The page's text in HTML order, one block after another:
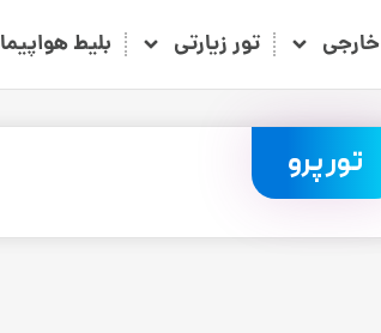
تور زیارتی بلیط هواپیما
تور پرو